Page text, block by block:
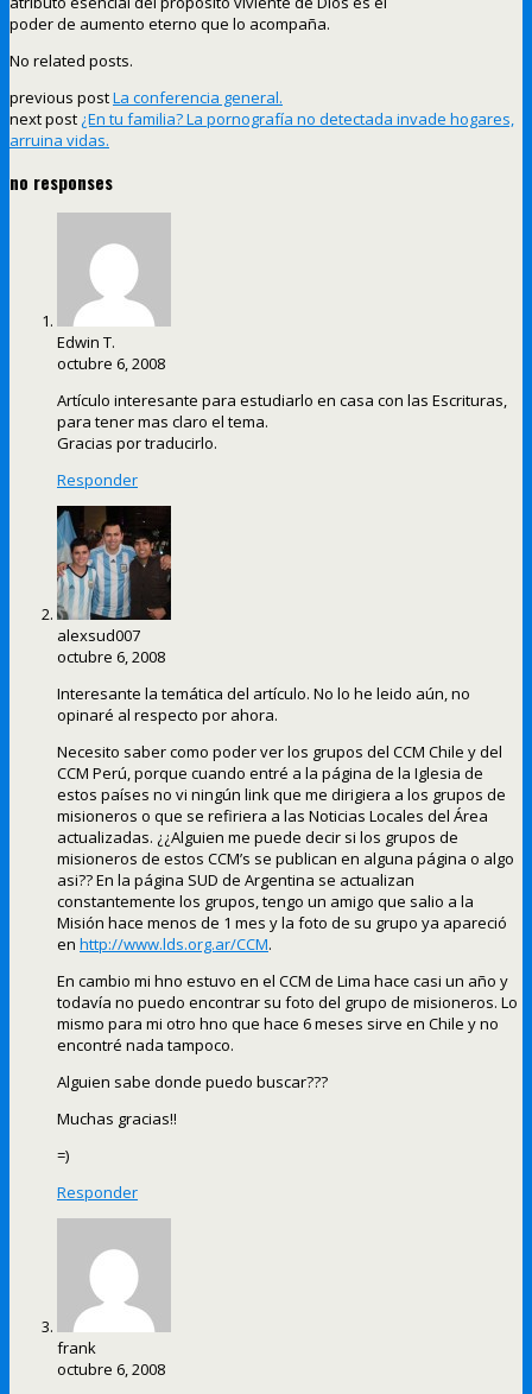
poder de aumento eterno que lo acompaña.
No related posts.
previous postLa conferencia general.
next post ¿En tu familia? La pornografía no detectada invade hogares,
arruina vidas.
no responses
Edwin T.
octubre 6, 2008
Artículo interesante para estudiarlo en casa con las Escrituras,
para tener mas claro el tema.
Gracias por traducirlo.
Responder
alexsud007
octubre 6, 2008
Interesante la temática del artículo. No lo he leido aún, no
opinaré al respecto por ahora.
Necesito saber como poder ver los grupos del CCM Chile y del
CCM Perú, porque cuando entré a la página de la Iglesia de
estos países no vi ningún link que me dirigiera a los grupos de
misioneros o que se refiriera a las Noticias Locales del Área
actualizadas. ¿¿Alguien me puede decir si los grupos de
misioneros de estos CCM’s se publican en alguna página o algo
asi?? En la página SUD de Argentina se actualizan
constantemente los grupos, tengo un amigo que salio a la
Misión hace menos de 1 mes y la foto de su grupo ya apareció
en http://www.lds.org.ar/CCM.
En cambio mi hno estuvo en el CCM de Lima hace casi un año y
todavía no puedo encontrar su foto del grupo de misioneros. Lo
mismo para mi otro hno que hace 6 meses sirve en Chile y no
encontré nada tampoco.
Alguien sabe donde puedo buscar???
Muchas gracias!!
=)
Responder
frank
octubre 6, 2008